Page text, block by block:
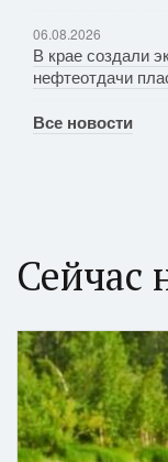
06.08.2026
В крае создали
нефтеотдачи
Все новости
Сейчас